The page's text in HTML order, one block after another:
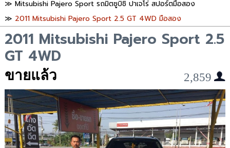
≫ Mitsubishi Pajero Sport รถมิตซูบิชิ ปาเจโร่ สปอร์ตมือสอง
≫ 2011 Mitsubishi Pajero Sport 2.5 GT 4WD มือสอง
2011 Mitsubishi Pajero Sport 2.5
GT 4WD
ขายแล้ว 2,859